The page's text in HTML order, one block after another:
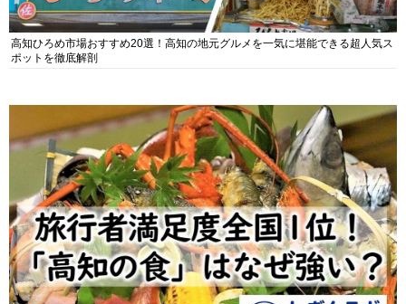
高知ひろめ市場おすすめ20選！高知の地元グルメを一気に堪能できる超人気ス
ポットを徹底解剖